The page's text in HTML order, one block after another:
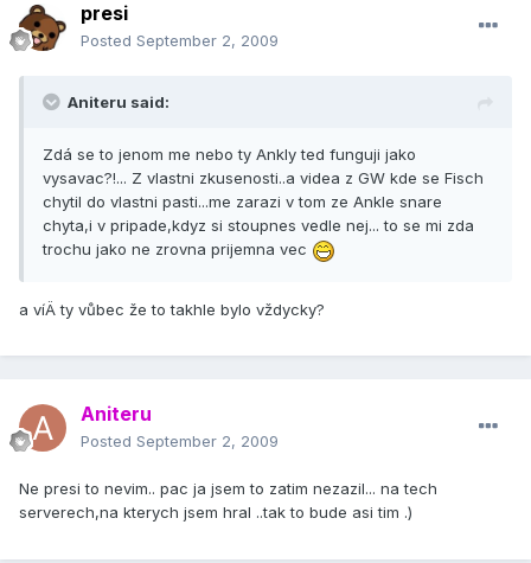
presi
Posted September 2, 2009
Aniteru said:
Zdá se to jenom me nebo ty Ankly ted funguji jako
vysavac?!... Z vlastni zkusenosti..a videa z GW kde se Fisch
chytil do vlastni pasti...me zarazi v tom ze Ankle snare
chyta,i v pripade,kdyz si stoupnes vedle nej... to se mi zda
trochu jako ne zrovna prijemna vec
a ví­Ä ty vůbec že to takhle bylo vždycky?
Aniteru
Posted September 2, 2009
Ne presi to nevim.. pac ja jsem to zatim nezazil... na tech
serverech,na kterych jsem hral ..tak to bude asi tim .)